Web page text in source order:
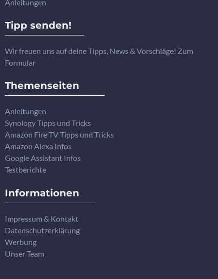
Anleitungen
Tipp senden!
Wir freuen uns auf deine Tipps, News & Vorschläge! Zum
Formular
Themenseiten
Anleitungen
Synology Tipps und Tricks
Amazon Fire TV Tipps und Tricks
Amazon Alexa Infos
Google Assistant Infos
Testberichte
Informationen
Impressum & Kontakt
Datenschutzerklärung
Werbung
Unser Team